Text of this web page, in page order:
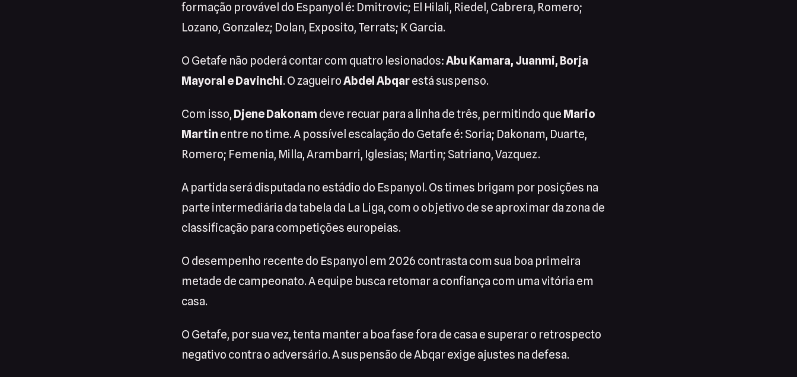
formação provável do Espanyol é: Dmitrovic; El Hilali, Riedel, Cabrera, Romero;
Lozano, Gonzalez; Dolan, Exposito, Terrats; K Garcia.
O Getafe não poderá contar com quatro lesionados:Abu Kamara, Juanmi, Borja
Mayoral e Davinchi. O zagueiroAbdel Abqarestá suspenso.
Com isso, Djene Dakonam deve recuar para a linha de três, permitindo que Mario
Martin entre no time. A possível escalação do Getafe é: Soria; Dakonam, Duarte,
Romero; Femenia, Milla, Arambarri, Iglesias; Martin; Satriano, Vazquez.
A partida será disputada no estádio do Espanyol. Os times brigam por posições na
parte intermediária da tabela da La Liga, com o objetivo de se aproximar da zona de
classificação para competições europeias.
O desempenho recente do Espanyol em 2026 contrasta com sua boa primeira
metade de campeonato. A equipe busca retomar a confiança com uma vitória em
casa.
O Getafe, por sua vez, tenta manter a boa fase fora de casa e superar o retrospecto
negativo contra o adversário. A suspensão de Abqar exige ajustes na defesa.